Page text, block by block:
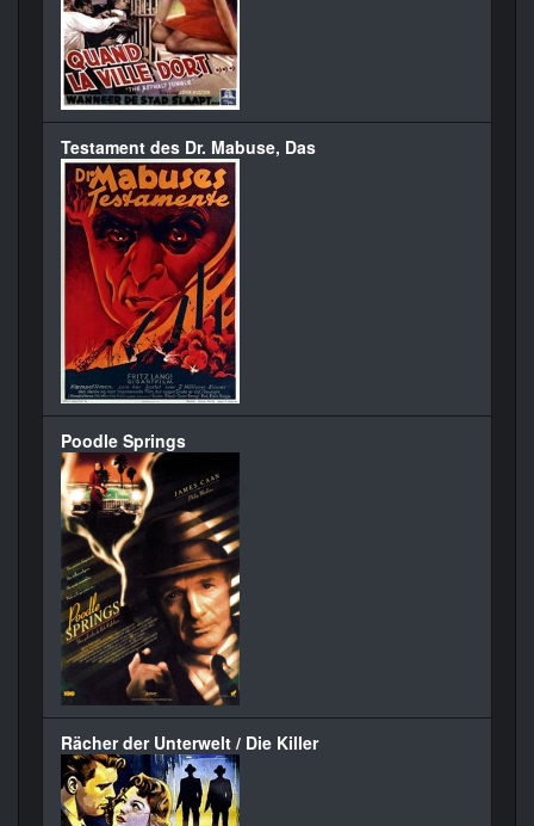
Testament des Dr. Mabuse, Das
Poodle Springs
Rächer der Unterwelt / Die Killer